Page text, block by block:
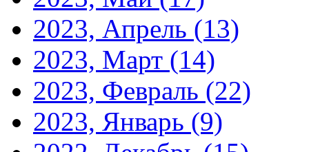
2023, Апрель (13)
2023, Март (14)
2023, Февраль (22)
2023, Январь (9)